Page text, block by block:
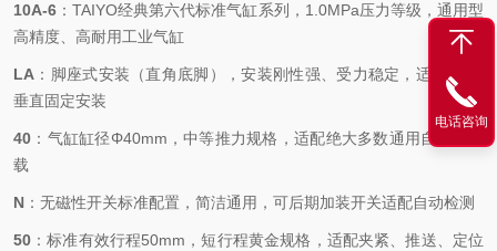
10A-6 ：TAIYO经典第六代标准气缸系列，1.0MPa压力等级，通用型
高精度、高耐用工业气缸
LA ：脚座式安装（直角底脚），安装刚性强、受力稳定，适合水平/
垂直固定安装
40 ：气缸缸径Φ40mm，中等推力规格，适配绝大多数通用自动化负
载
N ：无磁性开关标准配置，简洁通用，可后期加装开关适配自动检测
50 ：标准有效行程50mm，短行程黄金规格，适配夹紧、推送、定位
电话咨询